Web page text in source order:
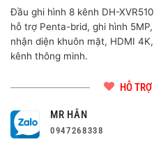
Đầu ghi hình 8 kênh DH-
hỗ trợ Penta-brid, ghi hình
nhận diện khuôn mặt, HDMI
kênh thông minh.
HỖ
MR HÂN
0947268338